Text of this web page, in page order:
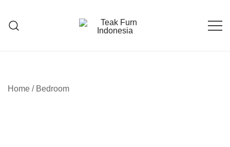
Home / Bedroom